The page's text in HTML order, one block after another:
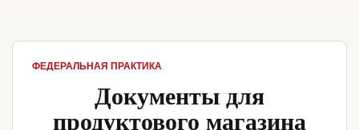
ФЕДЕРАЛЬНАЯ ПРАКТИКА
Документы для
продуктового магазина